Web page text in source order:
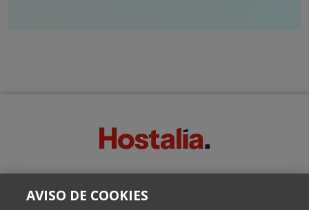
Escrito por el equipo de Comunicación de Hostalia, dirigido por
AVISO DE COOKIES